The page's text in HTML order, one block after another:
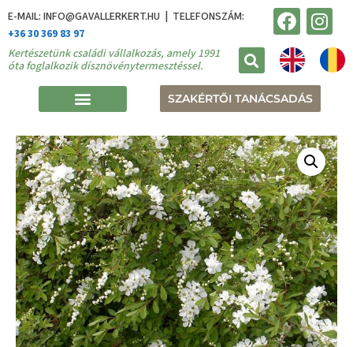
E-MAIL: INFO@GAVALLERKERT.HU | TELEFONSZÁM:
+36 30 369 83 97
Kertészetünk családi vállalkozás, amely 1991
óta foglalkozik dísznövénytermesztéssel.
SZAKÉRTŐI TANÁCSADÁS